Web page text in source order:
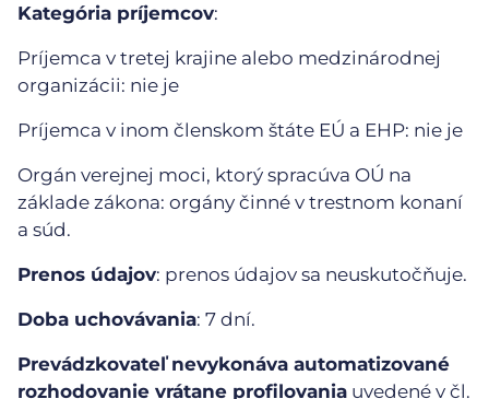
Kategória príjemcov:
Príjemca v tretej krajine alebo medzinárodnej
organizácii: nie je
Príjemca v inom členskom štáte EÚ a EHP: nie je
Orgán verejnej moci, ktorý spracúva OÚ na
základe zákona: orgány činné v trestnom konaní
a súd.
Prenos údajov: prenos údajov sa neuskutočňuje.
Doba uchovávania: 7 dní.
Prevádzkovateľ nevykonáva automatizované
rozhodovanie vrátane profilovania uvedené v čl.